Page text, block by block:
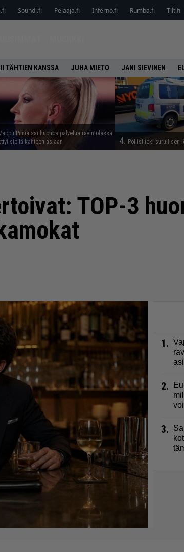
Soundi.fi Pelaaja.fi Inferno.fi Rumba.fi Tilt.fi
TÄHTIEN KANSSA JUHA MIETO JANI SIEVINEN
Pimiä sai huonoa palvelua ravintolassa
siellä kahteen asiaan
4. Poliisi teki surullisen
TOP-3
1.
2.
3.